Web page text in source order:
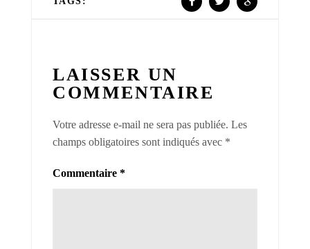
LAISSER UN
COMMENTAIRE
Votre adresse e-mail ne sera pas publiée. Les
champs obligatoires sont indiqués avec *
Commentaire *